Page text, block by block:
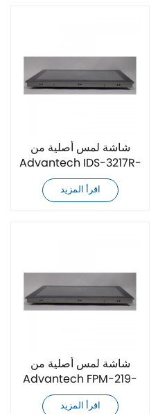
شاشة لمس أصلية من
Advantech IDS-3217R-
35SXA1E
اقرأ المزيد
شاشة لمس أصلية من
Advantech FPM-219-
R9AE
اقرأ المزيد